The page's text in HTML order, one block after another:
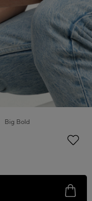
Big Bold